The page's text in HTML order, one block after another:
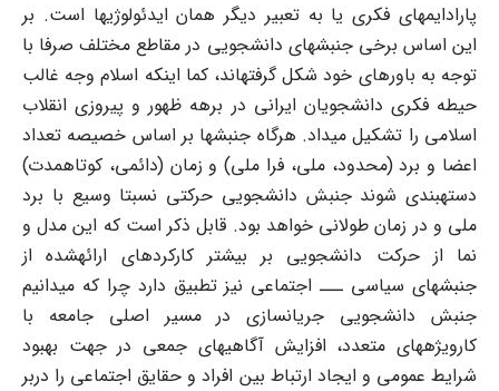
پارادایمهای فکری یا به تعبیر دیگر همان ایدئولوژیها است. بر
این اساس برخی جنبشهای دانشجویی در مقاطع مختلف صرفا با
توجه به باورهای خود شکل گرفته‏اند، کما اینکه اسلام وجه غالب
حیطه فکری دانشجویان ایرانی در برهه ظهور و پیروزی انقلاب
اسلامی را تشکیل می‏داد. هرگاه جنبشها بر اساس خصیصه تعداد
اعضا و برد (محدود، ملی، فرا ملی) و زمان (دائمی، کوتاه‏مدت)
دسته‏بندی شوند جنبش دانشجویی حرکتی نسبتا وسیع با برد
ملی و در زمان طولانی خواهد بود. قابل ذکر است که این مدل و
نما از حرکت دانشجویی بر بیشتر کارکردهای ارائه‏شده از
جنبشهای سیاسی ـــ اجتماعی نیز تطبیق دارد چرا که می‏دانیم
جنبش دانشجویی جریان‏سازی در مسیر اصلی جامعه با
کارویژ‏ه‏های متعدد، افزایش آگاهیهای جمعی در جهت بهبود
شرایط عمومی و ایجاد ارتباط بین افراد و حقایق اجتماعی را دربر